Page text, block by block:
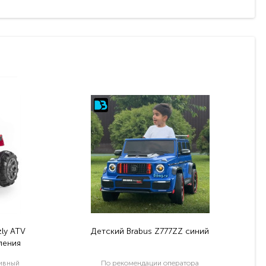
ATV
Детский Brabus Z777ZZ синий
По рекомендации оператора